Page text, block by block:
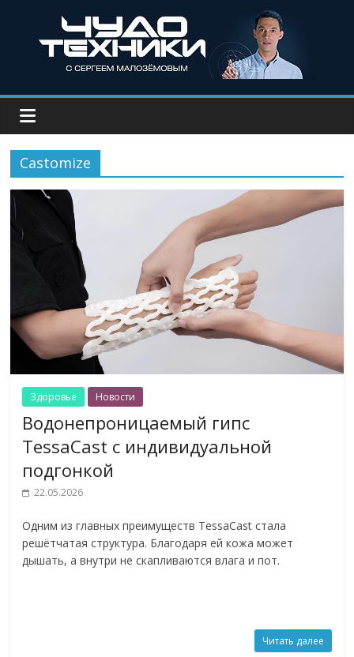
Castomize
Здоровье Новости
Водонепроницаемый гипс
TessaCast с индивидуальной
подгонкой
22.05.2026
Одним из главных преимуществ TessaCast стала
решётчатая структура. Благодаря ей кожа может
дышать, а внутри не скапливаются влага и пот.
Читать далее